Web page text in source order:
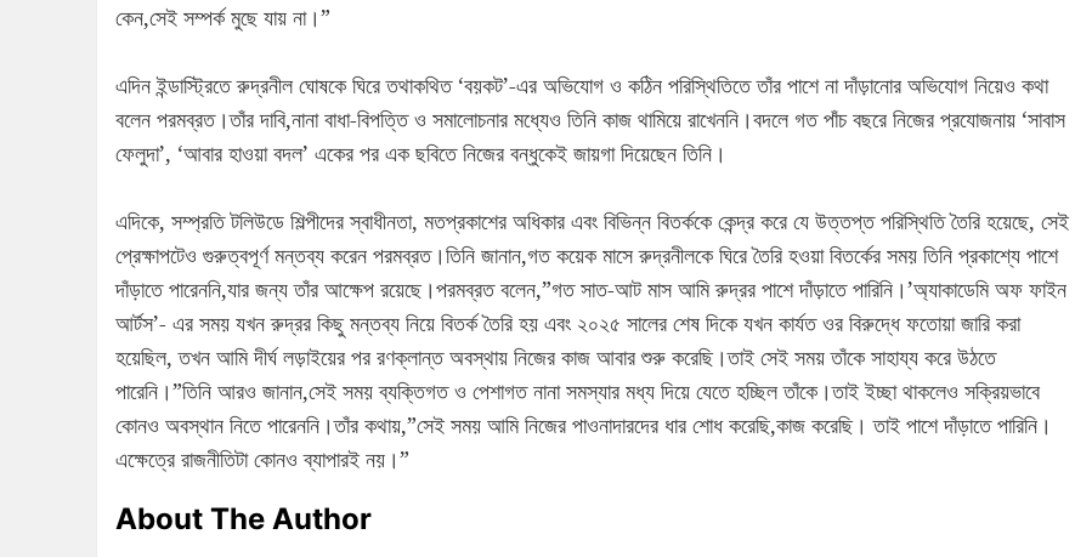
কেন,সেই সম্পর্ক মুছে যায় না।”
এদিন ইন্ডাস্ট্রিতে রুদ্রনীল ঘোষকে ঘিরে তথাকথিত ‘বয়কট’-এর অভিযোগ ও কঠিন পরিস্থিতিতে তাঁর পাশে না দাঁড়ানোর অভিযোগ নিয়েও কথা
বলেন পরমব্রত।তাঁর দাবি,নানা বাধা-বিপত্তি ও সমালোচনার মধ্যেও তিনি কাজ থামিয়ে রাখেননি।বদলে গত পাঁচ বছরে নিজের প্রযোজনায় ‘সাবাস
ফেলুদা’, ‘আবার হাওয়া বদল’ একের পর এক ছবিতে নিজের বন্ধুকেই জায়গা দিয়েছেন তিনি।
এদিকে, সম্প্রতি টলিউডে শিল্পীদের স্বাধীনতা, মতপ্রকাশের অধিকার এবং বিভিন্ন বিতর্ককে কেন্দ্র করে যে উত্তপ্ত পরিস্থিতি তৈরি হয়েছে, সেই
প্রেক্ষাপটেও গুরুত্বপূর্ণ মন্তব্য করেন পরমব্রত।তিনি জানান,গত কয়েক মাসে রুদ্রনীলকে ঘিরে তৈরি হওয়া বিতর্কের সময় তিনি প্রকাশ্যে পাশে
দাঁড়াতে পারেননি,যার জন্য তাঁর আক্ষেপ রয়েছে।পরমব্রত বলেন,”গত সাত-আট মাস আমি রুদ্রর পাশে দাঁড়াতে পারিনি।’অ্যাকাডেমি অফ ফাইন
আর্টস’- এর সময় যখন রুদ্রর কিছু মন্তব্য নিয়ে বিতর্ক তৈরি হয় এবং ২০২৫ সালের শেষ দিকে যখন কার্যত ওর বিরুদ্ধে ফতোয়া জারি করা
হয়েছিল, তখন আমি দীর্ঘ লড়াইয়ের পর রণক্লান্ত অবস্থায় নিজের কাজ আবার শুরু করেছি।তাই সেই সময় তাঁকে সাহায্য করে উঠতে
পারেনি।”তিনি আরও জানান,সেই সময় ব্যক্তিগত ও পেশাগত নানা সমস্যার মধ্য দিয়ে যেতে হচ্ছিল তাঁকে।তাই ইচ্ছা থাকলেও সক্রিয়ভাবে
কোনও অবস্থান নিতে পারেননি।তাঁর কথায়,”সেই সময় আমি নিজের পাওনাদারদের ধার শোধ করেছি,কাজ করেছি। তাই পাশে দাঁড়াতে পারিনি।
এক্ষেত্রে রাজনীতিটা কোনও ব্যাপারই নয়।”
About The Author